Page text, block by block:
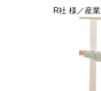
R社 様／産